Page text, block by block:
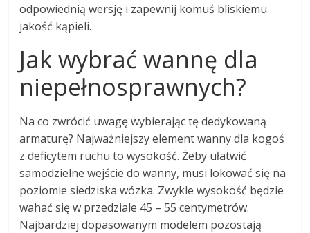
odpowiednią wersję i zapewnij komuś bliskiemu
jakość kąpieli.
Jak wybrać wannę dla
niepełnosprawnych?
Na co zwrócić uwagę wybierając tę dedykowaną
armaturę? Najważniejszy element wanny dla kogoś
z deficytem ruchu to wysokość. Żeby ułatwić
samodzielne wejście do wanny, musi lokować się na
poziomie siedziska wózka. Zwykle wysokość będzie
wahać się w przedziale 45 – 55 centymetrów.
Najbardziej dopasowanym modelem pozostają